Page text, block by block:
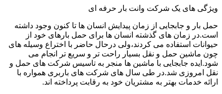
ویژگی های یک شرکت وانت بار حرفه ای
حمل بار و جابجایی از زمان پیدایش انسان ها تا کنون وجود داشته
است.در زمان های گذشته انسان ها برای حمل بارهای خود از
حیوانات استفاده می کردند،ولی درحال حاضر با اختراع وسیله های
چون ماشین حمل و نقل بسیار راحت تر و سریع تر انجام می
شود.ایده جابجایی با ماشین ها منجر به تاسیس شرکت های حمل و
نقل امروزی شد.در طی سال های شرکت های باربری همواره با
ارائه خدمات بهتر به مشتریان خود به رقابت پرداخته اند.